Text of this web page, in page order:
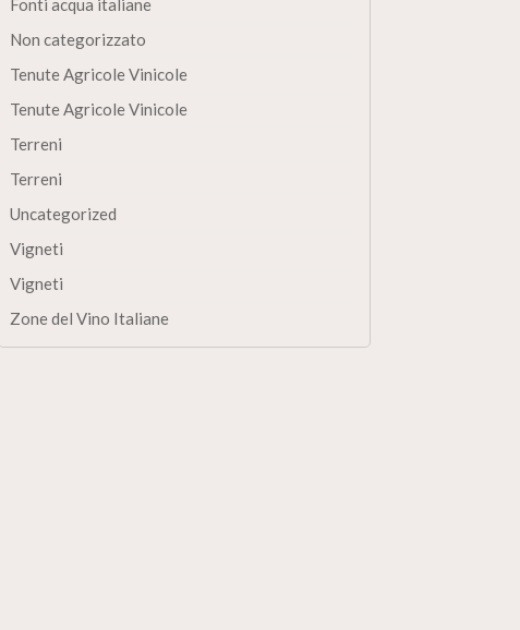
Fonti acqua italiane
Non categorizzato
Tenute Agricole Vinicole
Tenute Agricole Vinicole
Terreni
Terreni
Uncategorized
Vigneti
Vigneti
Zone del Vino Italiane